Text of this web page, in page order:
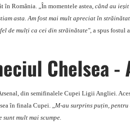
în România. „În momentele astea, când au
asta. Am fost mai mult apreciat în
de mulți ca cei din străinătate", a spus fostul
Chelsea -
din semifinalele Cupei Ligii Angliei.
în finala Cupei. „M-au surprins puțin,
mult mai scumpe.